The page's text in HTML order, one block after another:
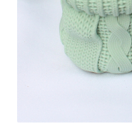
Monstera